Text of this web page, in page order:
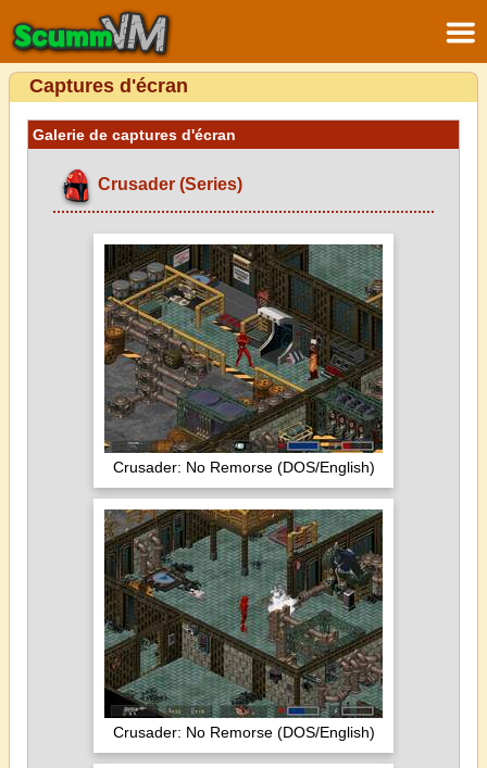
Captures d'écran
Galerie de captures d'écran
Crusader (Series)
Crusader: No Remorse (DOS/English)
Crusader: No Remorse (DOS/English)